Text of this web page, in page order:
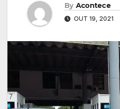
By Acontece
OUT 19, 2021